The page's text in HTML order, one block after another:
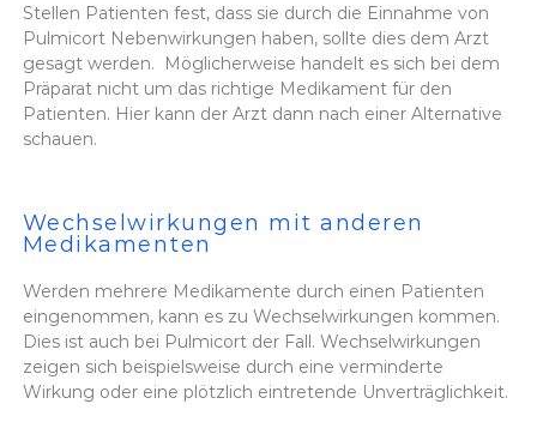
Stellen Patienten fest, dass sie durch die Einnahme von
Pulmicort Nebenwirkungen haben, sollte dies dem Arzt
gesagt werden. Möglicherweise handelt es sich bei dem
Präparat nicht um das richtige Medikament für den
Patienten. Hier kann der Arzt dann nach einer Alternative
schauen.
Wechselwirkungen mit anderen
Medikamenten
Werden mehrere Medikamente durch einen Patienten
eingenommen, kann es zu Wechselwirkungen kommen.
Dies ist auch bei Pulmicort der Fall. Wechselwirkungen
zeigen sich beispielsweise durch eine verminderte
Wirkung oder eine plötzlich eintretende Unverträglichkeit.